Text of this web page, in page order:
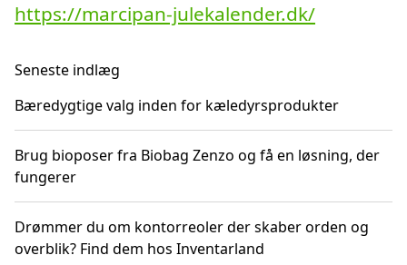
https://marcipan-julekalender.dk/
Seneste indlæg
Bæredygtige valg inden for kæledyrsprodukter
Brug bioposer fra Biobag Zenzo og få en løsning, der
fungerer
Drømmer du om kontorreoler der skaber orden og
overblik? Find dem hos Inventarland